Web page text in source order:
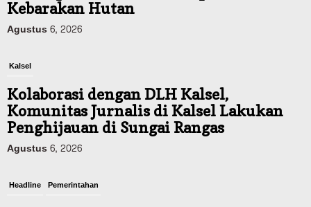
Kebarakan Hutan
Agustus 6, 2026
Kalsel
Kolaborasi dengan DLH Kalsel,
Komunitas Jurnalis di Kalsel Lakukan
Penghijauan di Sungai Rangas
Agustus 6, 2026
Headline Pemerintahan